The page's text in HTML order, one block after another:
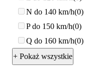
N do 140 km/h 0
P do 150 km/h 0
Q do 160 km/h 0
+ Pokaż wszystkie